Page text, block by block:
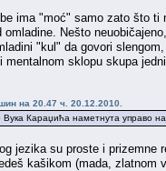
ima "moć" samo zato što ti
omladine. Nešto
"kul" da govori
mentalnom sklopu skupa
на 20.47 ч. 20.12.2010.
Караџића наметнута управо
jezika su proste i prizemne
kašikom (mada, zlatnom